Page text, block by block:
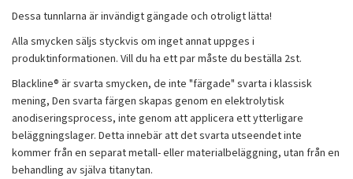
Dessa tunnlarna är invändigt gängade och otroligt lätta!
Alla smycken säljs styckvis om inget annat uppges i
produktinformationen. Vill du ha ett par måste du beställa 2st.
Blackline® är svarta smycken, de inte "färgade" svarta i klassisk
mening, Den svarta färgen skapas genom en elektrolytisk
anodiseringsprocess, inte genom att applicera ett ytterligare
beläggningslager. Detta innebär att det svarta utseendet inte
kommer från en separat metall- eller materialbeläggning, utan från en
behandling av själva titanytan.